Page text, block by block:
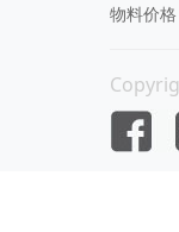
物料价格